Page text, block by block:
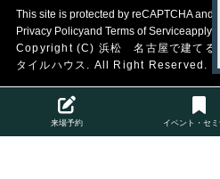
This site is protected by reCAPTCHA and
Privacy Policyand Terms of Serviceapply.
Copyright (C) 浜松 名古屋で建てる
タイルハウス. All Right Reserved.
来場予約 イベント・セ